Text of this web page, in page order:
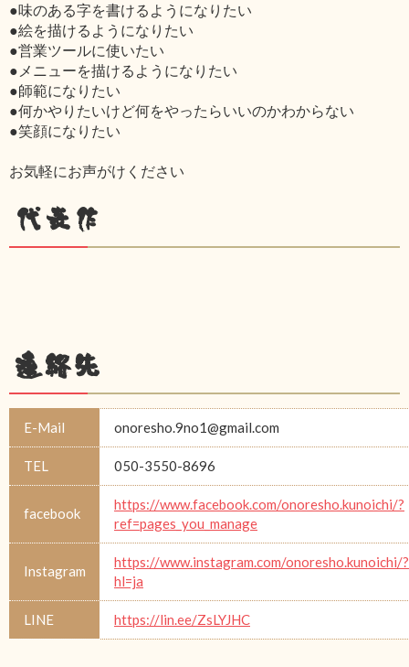
●味のある字を書けるようになりたい
●絵を描けるようになりたい
●営業ツールに使いたい
●メニューを描けるようになりたい
●師範になりたい
●何かやりたいけど何をやったらいいのかわからない
●笑顔になりたい
お気軽にお声がけください
代表作
連絡先
E-Mail onoresho.9no1@gmail.com
TEL 050-3550-8696
facebook
https://www.facebook.com/onoresho.kunoichi/?
ref=pages_you_manage
Instagram
https://www.instagram.com/onoresho.kunoichi/?
hl=ja
LINE https://lin.ee/ZsLYJHC